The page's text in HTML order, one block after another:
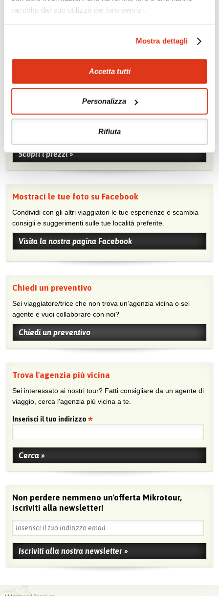
raccolto dal suo utilizzo dei loro servizi.
Mostra dettagli
Accetta tutti
Personalizza
Rifiuta
Scopri i prezzi »
Mostraci le tue foto su Facebook
Condividi con gli altri viaggiatori le tue esperienze e scambia
consigli e suggerimenti sulle tue località preferite.
Visita la nostra pagina Facebook
Chiedi un preventivo
Sei viaggiatore/trice che non trova un’agenzia vicina o sei
agente e vuoi collaborare con noi?
Chiedi un preventivo
Trova l'agenzia più vicina
Sei interessato ai nostri tour? Fatti consigliare da un agente di
viaggio, cerca l'agenzia più vicina a te.
Inserisci il tuo indirizzo
Non perdere nemmeno un'offerta Mikrotour,
iscriviti alla newsletter!